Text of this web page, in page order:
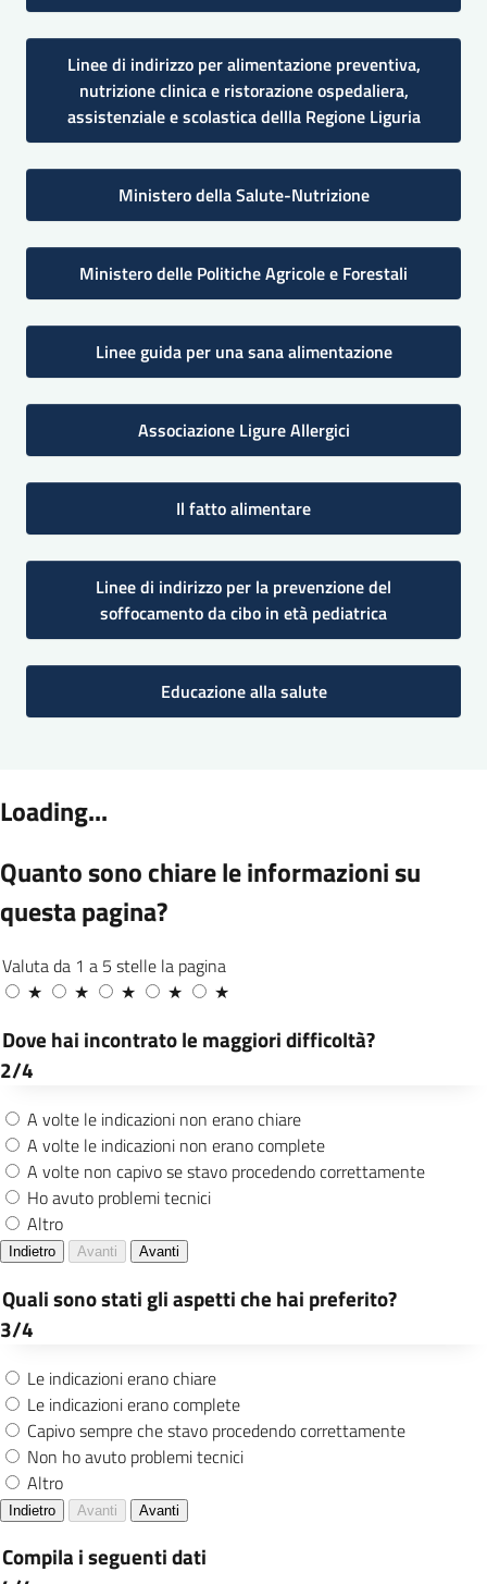
Linee di indirizzo per alimentazione preventiva,
nutrizione clinica e ristorazione ospedaliera,
assistenziale e scolastica dellla Regione Liguria
Ministero della Salute-Nutrizione
Ministero delle Politiche Agricole e Forestali
Linee guida per una sana alimentazione
Associazione Ligure Allergici
Il fatto alimentare
Linee di indirizzo per la prevenzione del
soffocamento da cibo in età pediatrica
Educazione alla salute